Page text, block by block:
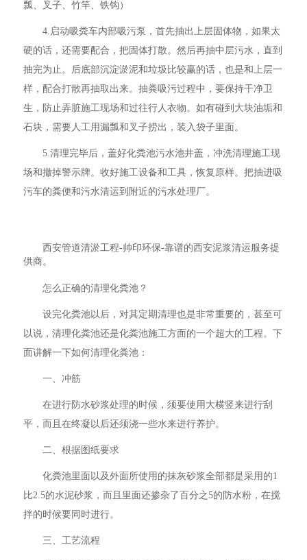
瓢、叉子、竹竿、铁钩）
4.启动吸粪车内部吸污泵，首先抽出上层固体物，如果太
硬的话，还需要配合，把固体打散。然后再抽中层污水，直到
抽完为止。后底部沉淀淤泥和垃圾比较赢的话，也是和上层一
样，配合打散再抽取出来。抽粪吸污过程中，要保持干净卫
生，防止弄脏施工现场和过往行人衣物。如有碰到大块油垢和
石块，需要人工用漏瓢和叉子捞出，装入袋子里面。
5.清理完毕后，盖好化粪池污水池井盖，冲洗清理施工现
场和撤掉警示牌。收好施工设备和工具，恢复原样。把抽进吸
污车的粪便和污水清运到附近的污水处理厂。
西安管道清淤工程-帅印环保-靠谱的西安泥浆清运服务提
供商。
怎么正确的清理化粪池？
设完化粪池以后，对其定期清理也是非常重要的，甚至可
以说，清理化粪池还是化粪池施工方面的一个超大的工程。下
面讲解一下如何清理化粪池：
一、冲筋
在进行防水砂浆处理的时候，须要使用大横竖来进行刮
平，而且在终凝以后还须浇一些水来进行养护。
二、根据图纸要求
化粪池里面以及外面所使用的抹灰砂浆全部都是采用的1
比2.5的水泥砂浆，而且里面还掺杂了百分之5的防水粉，在搅
拌的时候要同时进行。
三、工艺流程